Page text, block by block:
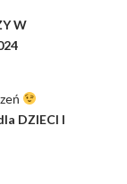
W
DZIECI I